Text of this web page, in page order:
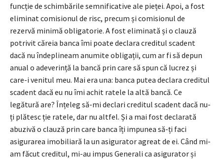
funcție de schimbările semnificative ale pieței. Apoi, a fost
eliminat comisionul de risc, precum și comisionul de
rezervă minimă obligatorie. A fost eliminată și o clauză
potrivit căreia banca îmi poate declara creditul scadent
dacă nu îndeplineam anumite obligații, cum ar fi să depun
anual o adeverință la bancă prin care să spun că lucrez și
care-i venitul meu. Mai era una: banca putea declara creditul
scadent dacă eu nu îmi achit ratele la altă bancă. Ce
legătură are? Înțeleg să-mi declari creditul scadent dacă nu-
ți plătesc ție ratele, dar nu altfel. Și a mai fost declarată
abuzivă o clauză prin care banca îți impunea să-ți faci
asigurarea imobiliară la un asigurator agreat de ei. Când mi-
am făcut creditul, mi-au impus Generali ca asigurator și